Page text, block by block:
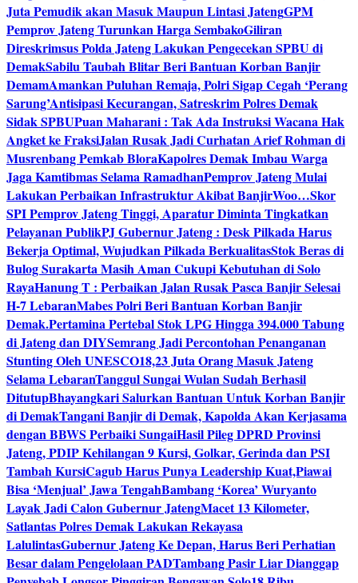
Juta Pemudik akan Masuk Maupun Lintasi JatengGPM
Pemprov Jateng Turunkan Harga SembakoGiliran
Direskrimsus Polda Jateng Lakukan Pengecekan SPBU di
DemakSabilu Taubah Blitar Beri Bantuan Korban Banjir
DemamAmankan Puluhan Remaja, Polri Sigap Cegah ‘Perang
Sarung’Antisipasi Kecurangan, Satreskrim Polres Demak
Sidak SPBUPuan Maharani : Tak Ada Instruksi Wacana Hak
Angket ke FraksiJalan Rusak Jadi Curhatan Arief Rohman di
Musrenbang Pemkab BloraKapolres Demak Imbau Warga
Jaga Kamtibmas Selama RamadhanPemprov Jateng Mulai
Lakukan Perbaikan Infrastruktur Akibat BanjirWoo…Skor
SPI Pemprov Jateng Tinggi, Aparatur Diminta Tingkatkan
Pelayanan PublikPJ Gubernur Jateng : Desk Pilkada Harus
Bekerja Optimal, Wujudkan Pilkada BerkualitasStok Beras di
Bulog Surakarta Masih Aman Cukupi Kebutuhan di Solo
RayaHanung T : Perbaikan Jalan Rusak Pasca Banjir Selesai
H-7 LebaranMabes Polri Beri Bantuan Korban Banjir
Demak.Pertamina Pertebal Stok LPG Hingga 394.000 Tabung
di Jateng dan DIYSemrang Jadi Percontohan Penanganan
Stunting Oleh UNESCO18,23 Juta Orang Masuk Jateng
Selama LebaranTanggul Sungai Wulan Sudah Berhasil
DitutupBhayangkari Salurkan Bantuan Untuk Korban Banjir
di DemakTangani Banjir di Demak, Kapolda Akan Kerjasama
dengan BBWS Perbaiki SungaiHasil Pileg DPRD Provinsi
Jateng, PDIP Kehilangan 9 Kursi, Golkar, Gerinda dan PSI
Tambah KursiCagub Harus Punya Leadership Kuat,Piawai
Bisa ‘Menjual’ Jawa TengahBambang ‘Korea’ Wuryanto
Layak Jadi Calon Gubernur JatengMacet 13 Kilometer,
Satlantas Polres Demak Lakukan Rekayasa
LalulintasGubernur Jateng Ke Depan, Harus Beri Perhatian
Besar dalam Pengelolaan PADTambang Pasir Liar Dianggap